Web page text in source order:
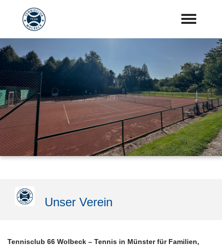
Startseite
Aktuelles
Vorstand
Training
Mannschaften
"Jetzt Mitglied werden"
Unser Verein
Tennisclub 66 Wolbeck – Tennis in Münster für Familien,